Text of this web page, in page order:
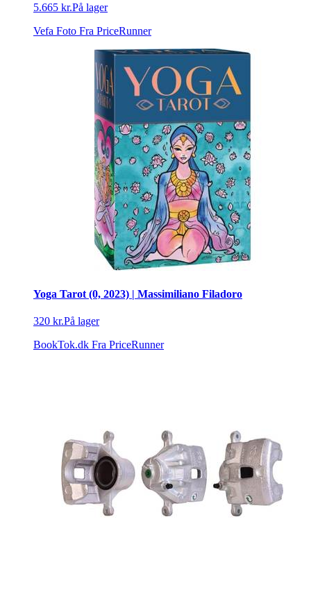
5.665 kr.På lager
Vefa Foto Fra PriceRunner
Yoga Tarot (0, 2023) | Massimiliano Filadoro
320 kr.På lager
BookTok.dk Fra PriceRunner